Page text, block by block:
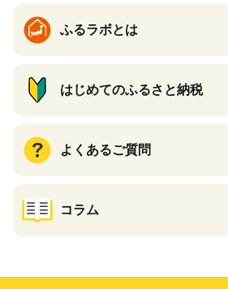
ふるラボとは
はじめてのふるさと納税
よくあるご質問
コラム